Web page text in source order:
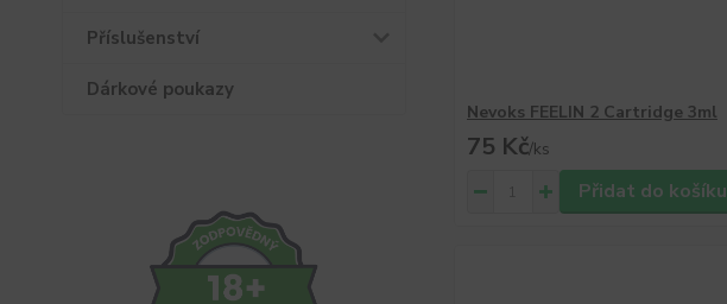
Příslušenství
Dárkové poukazy
Nevoks FEELIN 2 Cartridge 3ml
75 Kč/ks
Přidat do košíku